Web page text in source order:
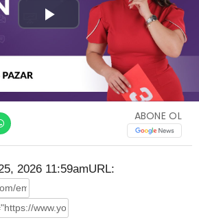
Play
Video
ABONE OL
2026 11:59amURL: